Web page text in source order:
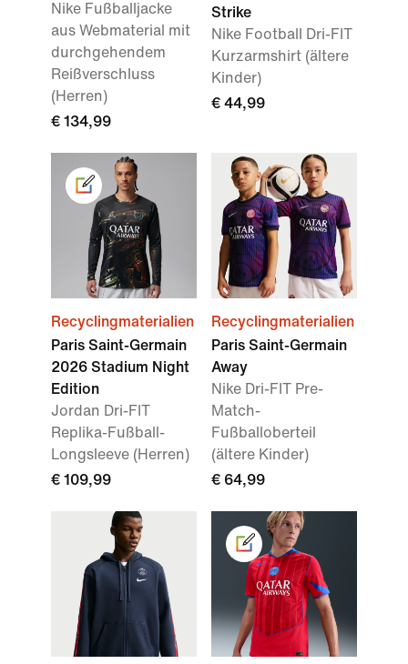
Nike Fußballjacke
aus Webmaterial mit
durchgehendem
Reißverschluss
(Herren)
€ 134,99
Strike
Nike Football Dri-FIT
Kurzarmshirt (ältere
Kinder)
€ 44,99
Recyclingmaterialien
Paris Saint-Germain
2026 Stadium Night
Edition
Jordan Dri-FIT
Replika-Fußball-
Longsleeve (Herren)
€ 109,99
Recyclingmaterialien
Paris Saint-Germain
Away
Nike Dri-FIT Pre-
Match-
Fußballoberteil
(ältere Kinder)
€ 64,99